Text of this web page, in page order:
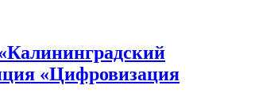
«Цифровизация